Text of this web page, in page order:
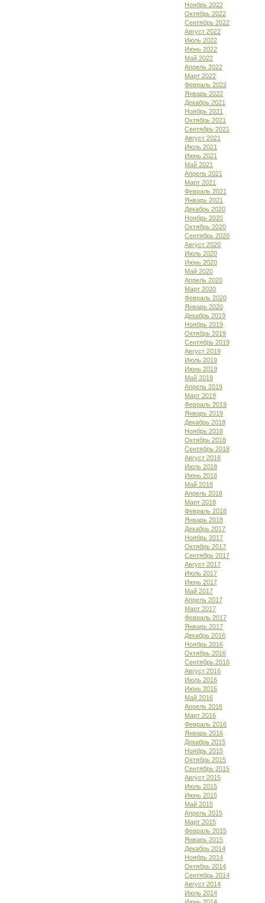
Ноябрь 2022
Октябрь 2022
Сентябрь 2022
Август 2022
Июль 2022
Июнь 2022
Май 2022
Апрель 2022
Март 2022
Февраль 2022
Январь 2022
Декабрь 2021
Ноябрь 2021
Октябрь 2021
Сентябрь 2021
Август 2021
Июль 2021
Июнь 2021
Май 2021
Апрель 2021
Март 2021
Февраль 2021
Январь 2021
Декабрь 2020
Ноябрь 2020
Октябрь 2020
Сентябрь 2020
Август 2020
Июль 2020
Июнь 2020
Май 2020
Апрель 2020
Март 2020
Февраль 2020
Январь 2020
Декабрь 2019
Ноябрь 2019
Октябрь 2019
Сентябрь 2019
Август 2019
Июль 2019
Июнь 2019
Май 2019
Апрель 2019
Март 2019
Февраль 2019
Январь 2019
Декабрь 2018
Ноябрь 2018
Октябрь 2018
Сентябрь 2018
Август 2018
Июль 2018
Июнь 2018
Май 2018
Апрель 2018
Март 2018
Февраль 2018
Январь 2018
Декабрь 2017
Ноябрь 2017
Октябрь 2017
Сентябрь 2017
Август 2017
Июль 2017
Июнь 2017
Май 2017
Апрель 2017
Март 2017
Февраль 2017
Январь 2017
Декабрь 2016
Ноябрь 2016
Октябрь 2016
Сентябрь 2016
Август 2016
Июль 2016
Июнь 2016
Май 2016
Апрель 2016
Март 2016
Февраль 2016
Январь 2016
Декабрь 2015
Ноябрь 2015
Октябрь 2015
Сентябрь 2015
Август 2015
Июль 2015
Июнь 2015
Май 2015
Апрель 2015
Март 2015
Февраль 2015
Январь 2015
Декабрь 2014
Ноябрь 2014
Октябрь 2014
Сентябрь 2014
Август 2014
Июль 2014